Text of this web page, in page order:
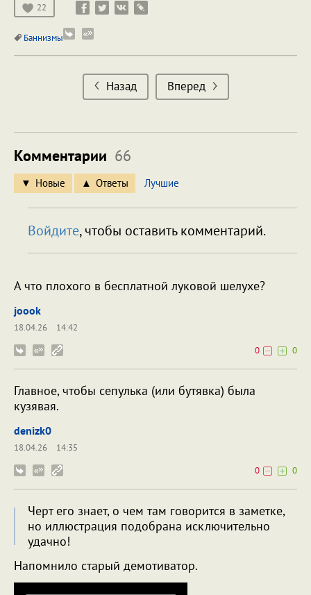
22
Баннизмы
Назад Вперед
Комментарии 66
Новые Ответы Лучшие
Войдите, чтобы оставить комментарий.
А что плохого в бесплатной луковой шелухе?
joook
18.04.26
14:42
0
0
Главное, чтобы сепулька (или бутявка) была
кузявая.
denizk0
18.04.26
14:35
0
0
Черт его знает, о чем там говорится в заметке,
но иллюстрация подобрана исключительно
удачно!
Напомнило старый демотиватор.